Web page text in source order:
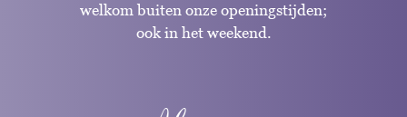
welkom buiten onze openingstijden;
ook in het weekend.